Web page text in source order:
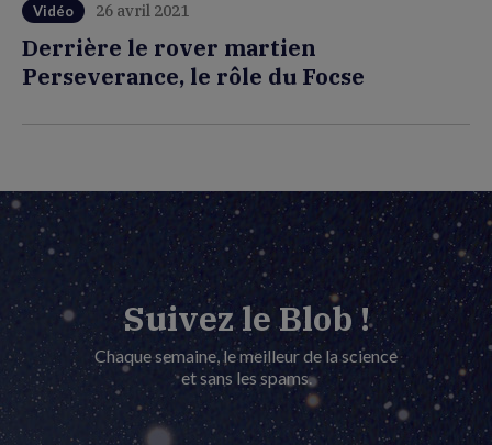
Vidéo 26 avril 2021
Derrière le rover martien
Perseverance, le rôle du Focse
Suivez le Blob !
Chaque semaine, le meilleur de la science
et sans les spams.